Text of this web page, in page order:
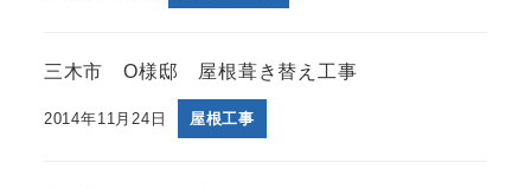
三木市 O様邸 屋根葺き替え工事
2014年11月24日 屋根工事